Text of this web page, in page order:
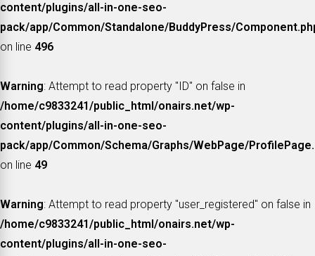
content/plugins/all-in-one-seo-
pack/app/Common/Standalone/BuddyPress/
on line 496
Warning: Attempt to read property "ID" on false in
/home/c9833241/public_html/onairs.net/wp-
content/plugins/all-in-one-seo-
pack/app/Common/Schema/Graphs/WebPage/
on line 49
Warning: Attempt to read property "user_registered" on false in
/home/c9833241/public_html/onairs.net/wp-
content/plugins/all-in-one-seo-